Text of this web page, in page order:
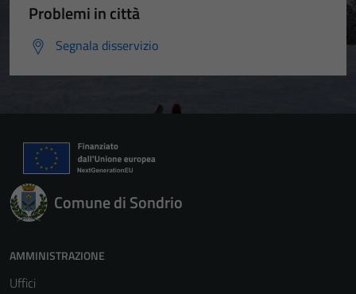
Problemi in città
Segnala disservizio
Comune di Sondrio
AMMINISTRAZIONE
Uffici